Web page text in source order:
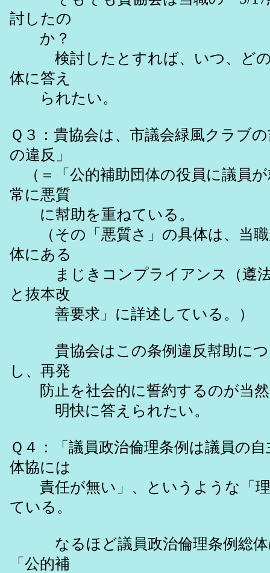
討したの
か？
検討したとすれば、いつ、どの
体に答え
られたい。
Ｑ３：貴協会は、市議会緑風クラブ
の違反」
（＝「公的補助団体の役員に議員
常に悪質
に幇助を重ねている。
（その「悪質さ」の具体は、当職
体にある
まじきコンプライアンス（遵法
と抜本改
善要求」に詳述している。）
貴協会はこの条例違反幇助につ
し、再発
防止を社会的に誓約するのが当然
明快に答えられたい。
Ｑ４：「議員政治倫理条例は議員の
体協には
責任が無い」、というような「理
ている。
なるほど議員政治倫理条例総体
「公的補